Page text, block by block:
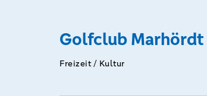
Golfclub Marhördt
Freizeit / Kultur